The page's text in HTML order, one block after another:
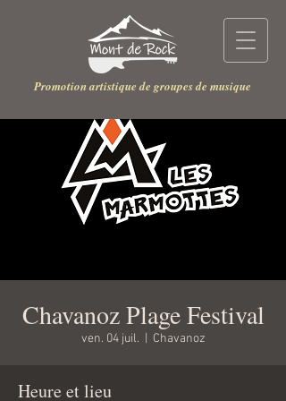
Promotion artistique de groupes de musique
Chavanoz Plage Festival
ven. 04 juil. Chavanoz
Heure et lieu